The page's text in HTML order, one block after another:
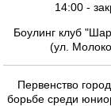
14:00 -
Боулинг клуб
(ул.
Первенство
борьбе среди